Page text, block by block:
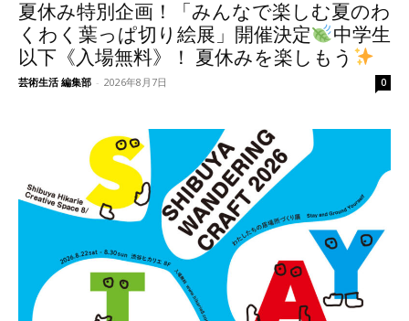
夏休み特別企画！「みんなで楽しむ夏のわ
くわく葉っぱ切り絵展」開催決定
中学生
以下《入場無料》！ 夏休みを楽しもう
芸術生活 編集部 - 2026年8月7日 0